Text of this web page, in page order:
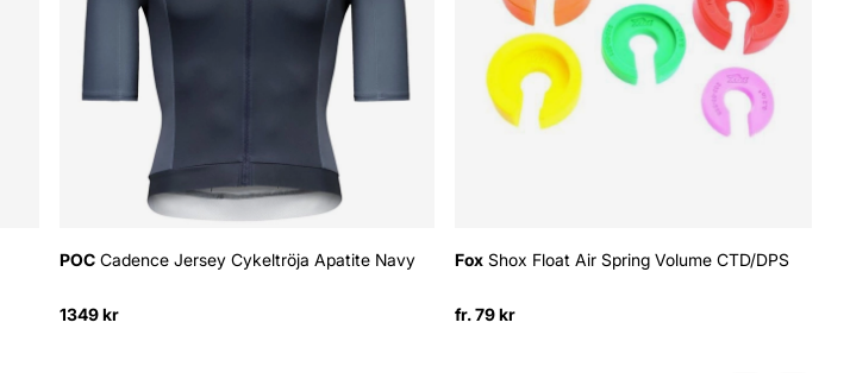
POC Cadence Jersey Cykeltröja Apatite Navy
1349 kr
Fox Shox Float Air Spring Volume CTD/DPS
fr. 79 kr